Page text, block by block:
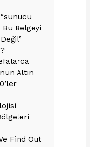
“sunucu
Bu Belgeyi
Altın
Find Out